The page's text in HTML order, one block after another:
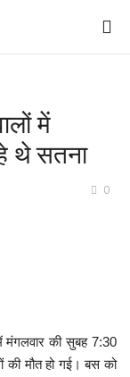
में
थे सतना
0
की सुबह 7:30
मौत हो गई। बस को